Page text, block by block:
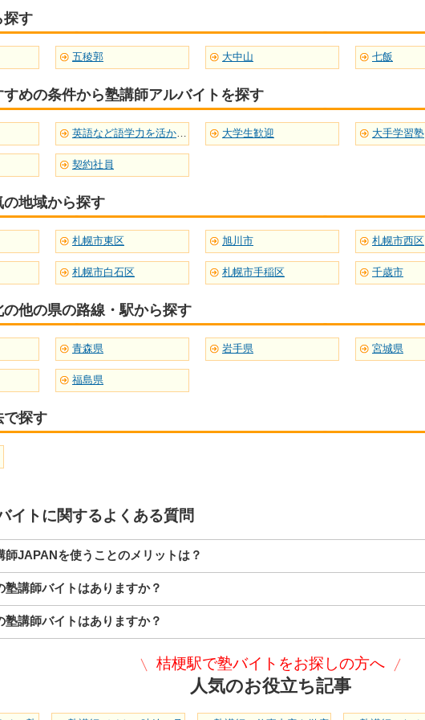
探す
五稜郭 大中山 七飯
めの条件から塾講師アルバイトを探す
英語など語学力を活かせる 大学生歓迎 大手学習塾
契約社員
地域から探す
札幌市東区 旭川市 札幌市西区
札幌市白石区 札幌市手稲区 千歳市
他の県の路線・駅から探す
青森県 岩手県 宮城県
福島県
で探す
イトに関するよくある質問
師JAPANを使うことのメリットは？
塾講師バイトはありますか？
塾講師バイトはありますか？
桔梗駅で塾バイトをお探しの方へ
人気のお役立ち記事